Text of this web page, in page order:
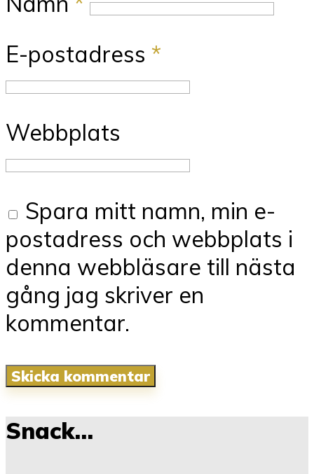
E-postadress *
Webbplats
Spara mitt namn, min e-
postadress och webbplats i
denna webbläsare till nästa
gång jag skriver en
kommentar.
Snack…